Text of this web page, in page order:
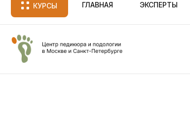
ЭКСПЕРТЫ
КУРСЫ ГЛАВНАЯ